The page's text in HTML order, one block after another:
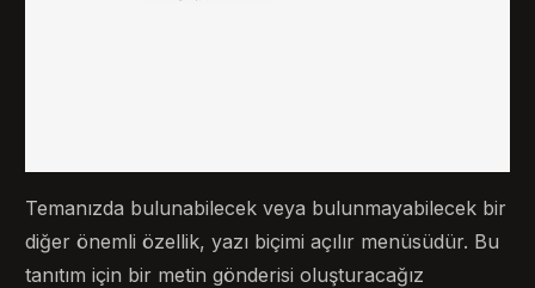
Temanızda bulunabilecek veya bulunmayabilecek bir
diğer önemli özellik, yazı biçimi açılır menüsüdür. Bu
tanıtım için bir metin gönderisi oluşturacağız